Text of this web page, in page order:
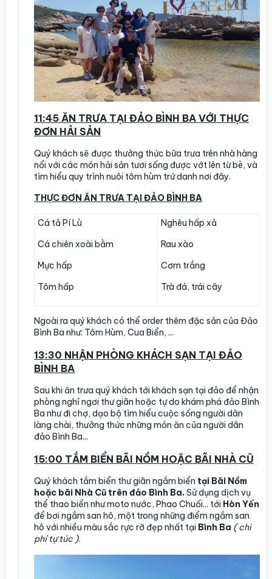
11:45 ĂN TRƯA TẠI ĐẢO BÌNH BA VỚI THỰC
ĐƠN HẢI SẢN
Quý khách sẽ được thưởng thức bữa trưa trên nhà hàng
nổi với các món hải sản tươi sống được vớt lên từ bè, và
tìm hiểu quy trình nuôi tôm hùm trứ danh nơi đây.
THỰC ĐƠN ĂN TRƯA TẠI ĐẢO BÌNH BA
Cá tả Pí Lù
Cá chiên xoài bằm
Mực hấp
Tôm hấp
Nghêu hấp xả
Rau xào
Cơm trắng
Trà đá, trái cây
Ngoài ra quý khách có thể order thêm đặc sản của Đảo
Bình Ba như: Tôm Hùm, Cua Biển, ...
13:30 NHẬN PHÒNG KHÁCH SẠN TẠI ĐẢO
BÌNH BA
Sau khi ăn trưa quý khách tới khách sạn tại đảo để nhận
phòng nghỉ ngơi thư giãn hoặc tự do khám phá đảo Bình
Ba như đi chợ, dạo bộ tìm hiểu cuộc sống người dân
làng chài, thưởng thức những món ăn của người dân
đảo Bình Ba...
15:00 TẮM BIỂN BÃI NỒM HOẶC BÃI NHÀ CŨ
Quý khách tắm biển thư giãn ngắm biển tại Bãi Nồm
hoặc bãi Nhà Cũ trên đảo Bình Ba. Sử dụng dịch vụ
thể thao biển như moto nước, Phao Chuối... tới Hòn Yến
để bơi ngắm san hô, một trong những điểm ngắm san
hô với nhiều màu sắc rực rỡ đẹp nhất tại Bình Ba ( chi
phí tự túc ).